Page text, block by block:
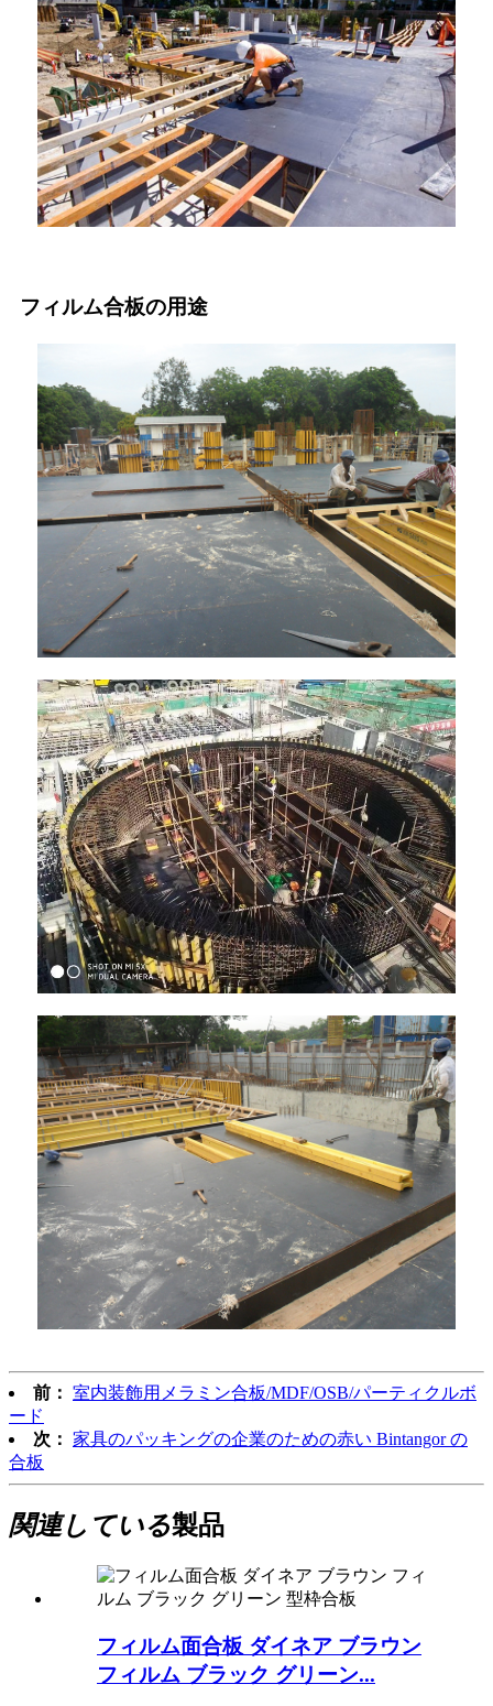
フィルム合板の用途
前： 室内装飾用メラミン合板/MDF/OSB/パーティクルボ
ード
次： 家具のパッキングの企業のための赤い Bintangor の
合板
関連している製品
フィルム面合板 ダイネア ブラウン
フィルム ブラック グリーン...